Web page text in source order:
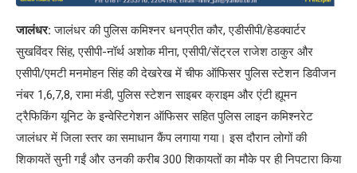
जालंधर: जालंधर की पुलिस कमिश्नर धनप्रीत कौर, एडीसीपी/हेडक्वार्टर
सुखविंदर सिंह, एसीपी-नॉर्थ अशोक मीना, एसीपी/सेंट्रल राजेश ठाकुर और
एसीपी/एमटी मनमोहन सिंह की देखरेख में चीफ ऑफिसर पुलिस स्टेशन डिवीजन
नंबर 1,6,7,8, रामा मंडी, पुलिस स्टेशन साइबर क्राइम और एंटी ह्यूमन
ट्रैफिकिंग यूनिट के इन्वेस्टिगेशन ऑफिसर सहित पुलिस लाइन कमिश्नरेट
जालंधर में जिला स्तर का समाधान कैंप लगाया गया। इस दौरान लोगों की
शिकायतें सुनी गईं और उनकी करीब 300 शिकायतों का मौके पर ही निपटारा किया